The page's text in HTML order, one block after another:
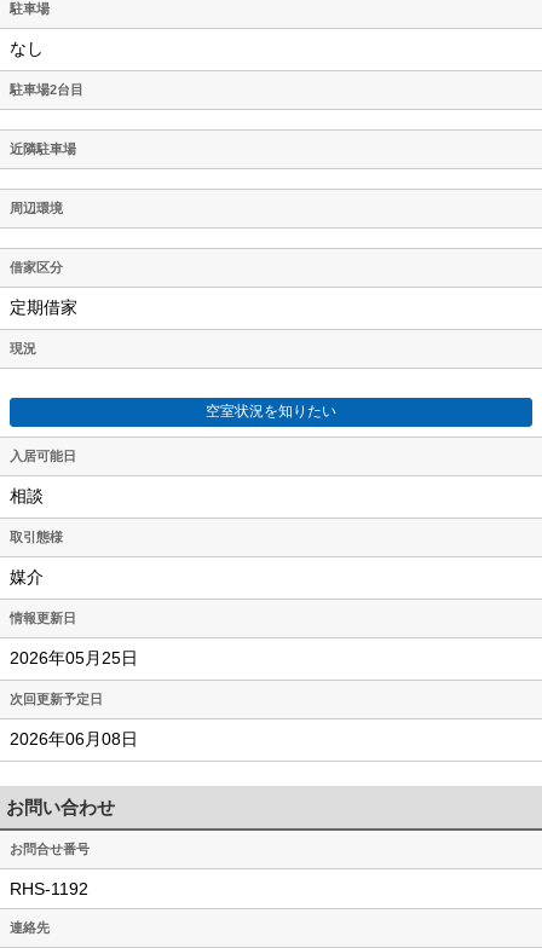
駐車場
なし
駐車場2台目
近隣駐車場
周辺環境
借家区分
定期借家
現況
空室状況を知りたい
入居可能日
相談
取引態様
媒介
情報更新日
2026年05月25日
次回更新予定日
2026年06月08日
お問い合わせ
お問合せ番号
RHS-1192
連絡先